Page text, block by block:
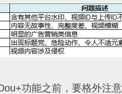
功能之前，要格外注